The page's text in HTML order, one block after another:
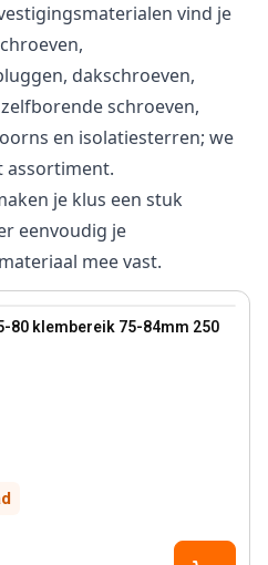
vind je
dakschroeven,
schroeven,
en isolatiesterren; we
assortiment.
je klus een stuk
eenvoudig je
mee vast.
80 mm
80 klembereik 75-84mm 250